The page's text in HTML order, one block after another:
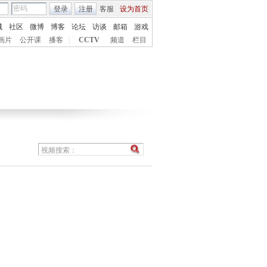
客服 设为首页
登录 注册
社区 微博 博客 论坛 访谈 邮箱
游戏
片
公开课 播客 CCTV 频道 栏目